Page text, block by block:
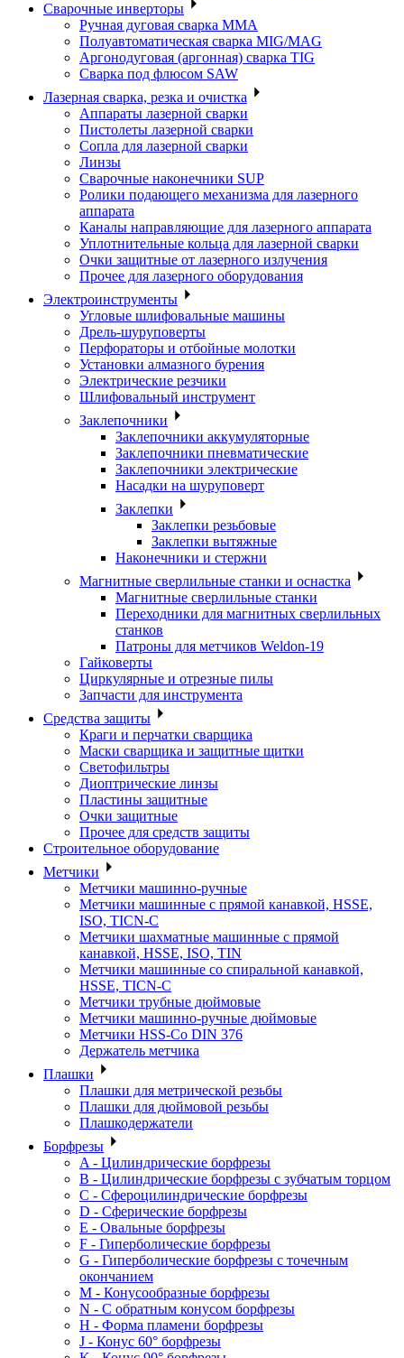
Сварочные инверторы
Ручная дуговая сварка MMA
Полуавтоматическая сварка MIG/MAG
Аргонодуговая (аргонная) сварка TIG
Сварка под флюсом SAW
Лазерная сварка, резка и очистка
Аппараты лазерной сварки
Пистолеты лазерной сварки
Сопла для лазерной сварки
Линзы
Сварочные наконечники SUP
Ролики подающего механизма для лазерного
аппарата
Каналы направляющие для лазерного аппарата
Уплотнительные кольца для лазерной сварки
Очки защитные от лазерного излучения
Прочее для лазерного оборудования
Электроинструменты
Угловые шлифовальные машины
Дрель-шуруповерты
Перфораторы и отбойные молотки
Установки алмазного бурения
Электрические резчики
Шлифовальный инструмент
Заклепочники
Заклепочники аккумуляторные
Заклепочники пневматические
Заклепочники электрические
Насадки на шуруповерт
Заклепки
Заклепки резьбовые
Заклепки вытяжные
Наконечники и стержни
Магнитные сверлильные станки и оснастка
Магнитные сверлильные станки
Переходники для магнитных сверлильных
станков
Патроны для метчиков Weldon-19
Гайковерты
Циркулярные и отрезные пилы
Запчасти для инструмента
Средства защиты
Краги и перчатки сварщика
Маски сварщика и защитные щитки
Светофильтры
Диоптрические линзы
Пластины защитные
Очки защитные
Прочее для средств защиты
Строительное оборудование
Метчики
Метчики машинно-ручные
Метчики машинные с прямой канавкой, HSSE,
ISO, TICN-C
Метчики шахматные машинные с прямой
канавкой, HSSE, ISO, TIN
Метчики машинные со спиральной канавкой,
HSSE, TICN-C
Метчики трубные дюймовые
Метчики машинно-ручные дюймовые
Метчики HSS-Co DIN 376
Держатель метчика
Плашки
Плашки для метрической резьбы
Плашки для дюймовой резьбы
Плашкодержатели
Борфрезы
A - Цилиндрические борфрезы
B - Цилиндрические борфрезы с зубчатым торцом
C - Сфероцилиндрические борфрезы
D - Сферические борфрезы
E - Овальные борфрезы
F - Гиперболические борфрезы
G - Гиперболические борфрезы с точечным
окончанием
M - Конусообразные борфрезы
N - С обратным конусом борфрезы
H - Форма пламени борфрезы
J - Конус 60° борфрезы